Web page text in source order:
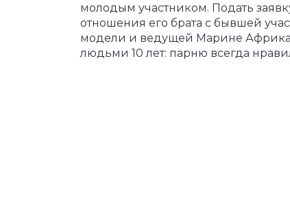
молодым участником. Подать
отношения его брата с бывшей
модели и ведущей Марине
людьми 10 лет: парню всегда